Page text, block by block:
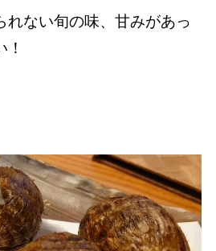
れない旬の味、甘みがあっ